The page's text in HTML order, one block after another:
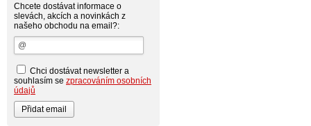
Atlantic
AutoMax Group
Axcentive
BaL
Bateria
Beauty Lille
Beiersdorf - Nivea
Bella
Benkor
BERGEN S. R. L.
Bettina Barty
Chcete dostávat informace o
slevách, akcích a novinkách z
našeho obchodu na email?:
Chci dostávat newsletter a
souhlasím se zpracováním osobních
údajů